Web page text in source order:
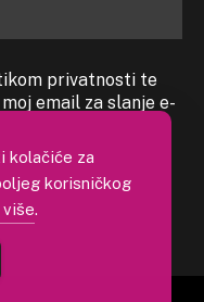
privatnosti te
email za slanje e-
kolačiće za
korisničkog
više.